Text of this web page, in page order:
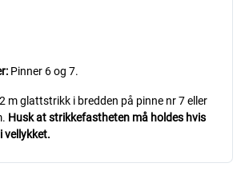
Pinner 6 og 7.
m glattstrikk i bredden på pinne nr 7 eller
Husk at strikkefastheten må holdes hvis
vellykket.